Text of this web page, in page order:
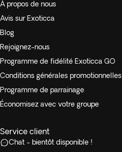
À propos de nous
Avis sur Exoticca
Blog
Rejoignez-nous
Programme de fidélité Exoticca GO
Conditions générales promotionnelles
Programme de parrainage
Économisez avec votre groupe
Service client
Chat - bientôt disponible !